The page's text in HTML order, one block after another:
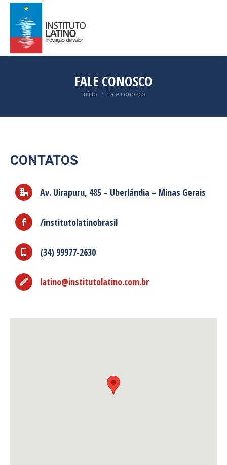
FALE CONOSCO
Você está aqui:
Início Fale conosco
CONTATOS
Av. Uirapuru, 485 – Uberlândia – Minas Gerais
/institutolatinobrasil
(34) 99977-2630
latino@institutolatino.com.br